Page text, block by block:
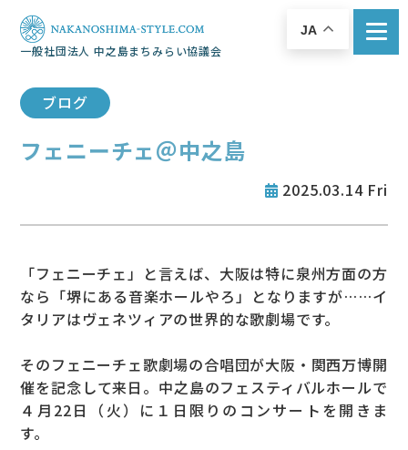
一般社団法人 中之島まちみらい協議会
JA
ブログ
フェニーチェ＠中之島
2025.03.14 Fri
「フェニーチェ」と言えば、大阪は特に泉州方面の方
なら「堺にある音楽ホールやろ」となりますが……イ
タリアはヴェネツィアの世界的な歌劇場です。
そのフェニーチェ歌劇場の合唱団が大阪・関西万博開
催を記念して来日。中之島のフェスティバルホールで
４月22日（火）に１日限りのコンサートを開きま
す。